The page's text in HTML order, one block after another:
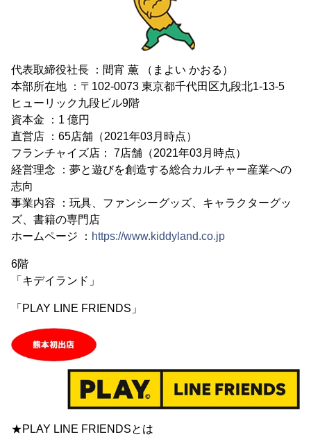
代表取締役社長 ：間宵 薫 （まよい かおる）
本部所在地 ：〒102-0073 東京都千代田区九段北1-13-5
ヒューリック九段ビル9階
資本金 ：1 億円
直営店 ：65店舗（2021年03月時点）
フランチャイズ店： 7店舗（2021年03月時点）
経営理念 ：夢と遊びを創造する総合カルチャー産業への
志向
事業内容 ：玩具、ファンシーグッズ、キャラクターグッ
ズ、書籍の専門店
ホームページ ： https://www.kiddyland.co.jp
6階
「キデイランド」
「PLAY LINE FRIENDS」
★PLAY LINE FRIENDSとは